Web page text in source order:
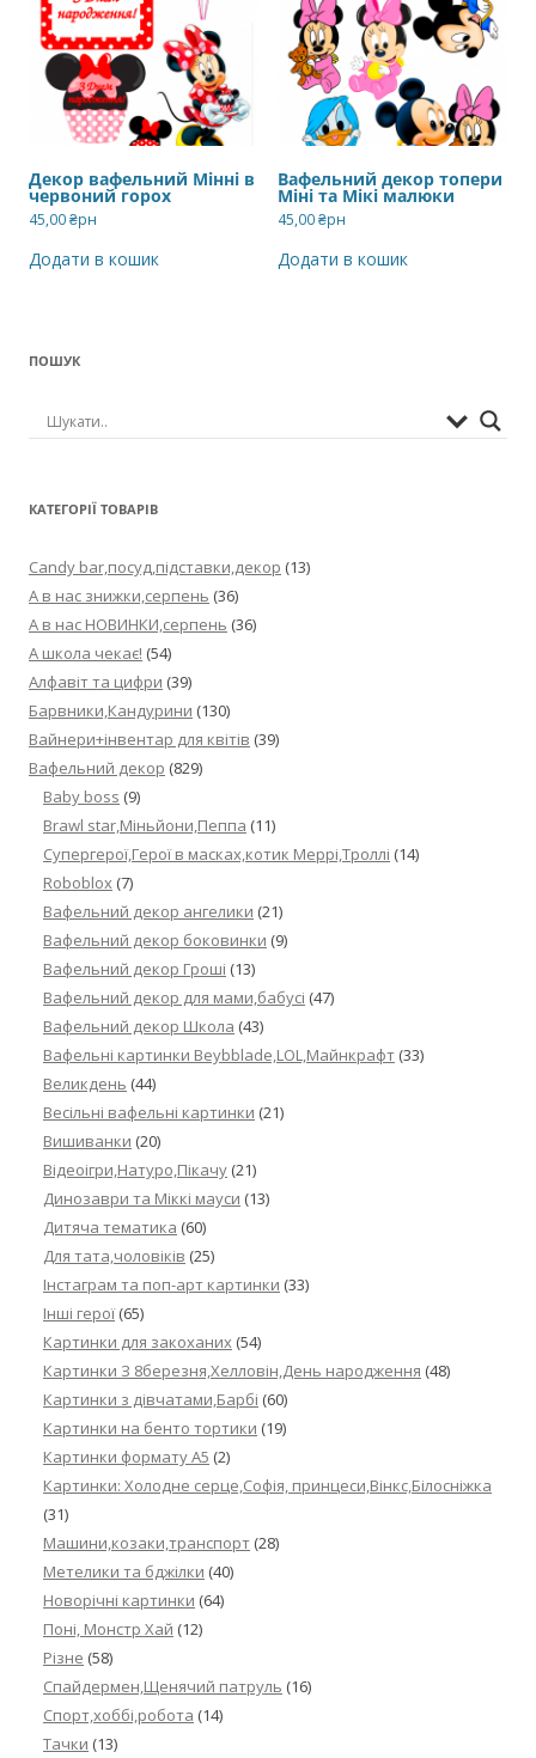
Декор вафельний Мінні в
червоний горох
45,00₴рн
Додати в кошик
Вафельний декор топери
Міні та Мікі малюки
45,00₴рн
Додати в кошик
ПОШУК
КАТЕГОРІЇ ТОВАРІВ
Candy bar,посуд,підставки,декор (13)
А в нас знижки,серпень (36)
А в нас НОВИНКИ,серпень (36)
А школа чекає! (54)
Алфавіт та цифри (39)
Барвники,Кандурини (130)
Вайнери+інвентар для квітів (39)
Вафельний декор (829)
Baby boss (9)
Brawl star,Міньйони,Пеппа (11)
Cупергерої,Герої в масках,котик Меррі,Троллі (14)
Roboblox (7)
Вафельний декор ангелики (21)
Вафельний декор боковинки (9)
Вафельний декор Гроші (13)
Вафельний декор для мами,бабусі (47)
Вафельний декор Школа (43)
Вафельні картинки Beybblade,LOL,Майнкрафт (33)
Великдень (44)
Весільні вафельні картинки (21)
Вишиванки (20)
Відеоігри,Натуро,Пікачу (21)
Динозаври та Міккі мауси (13)
Дитяча тематика (60)
Для тата,чоловіків (25)
Інстаграм та поп-арт картинки (33)
Інші герої (65)
Картинки для закоханих (54)
Картинки З 8березня,Хелловін,День народження (48)
Картинки з дівчатами,Барбі (60)
Картинки на бенто тортики (19)
Картинки формату А5 (2)
Картинки: Холодне серце,Софія, принцеси,Вінкс,Білосніжка
(31)
Машини,козаки,транспорт (28)
Метелики та бджілки (40)
Новорічні картинки (64)
Поні, Монстр Хай (12)
Різне (58)
Спайдермен,Щенячий патруль (16)
Спорт,хоббі,робота (14)
Тачки (13)